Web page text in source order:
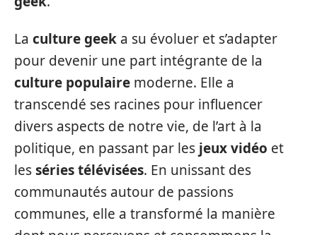
La culture geek a su évoluer et s’adapter
pour devenir une part intégrante de la
culture populaire moderne. Elle a
transcendé ses racines pour influencer
divers aspects de notre vie, de l’art à la
politique, en passant par les jeux vidéo et
lesséries télévisées. En unissant des
communautés autour de passions
communes, elle a transformé la manière